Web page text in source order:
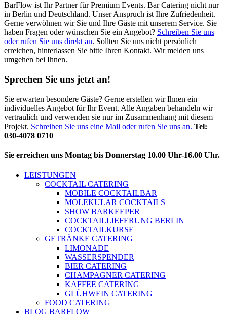
BarFlow ist Ihr Partner für Premium Events. Bar Catering nicht nur
in Berlin und Deutschland. Unser Anspruch ist Ihre Zufriedenheit.
Gerne verwöhnen wir Sie und Ihre Gäste mit unserem Service. Sie
haben Fragen oder wünschen Sie ein Angebot? Schreiben Sie uns
oder rufen Sie uns direkt an. Sollten Sie uns nicht persönlich
erreichen, hinterlassen Sie bitte Ihren Kontakt. Wir melden uns
umgehen bei Ihnen.
Sprechen Sie uns jetzt an!
Sie erwarten besondere Gäste? Gerne erstellen wir Ihnen ein
individuelles Angebot für Ihr Event. Alle Angaben behandeln wir
vertraulich und verwenden sie nur im Zusammenhang mit diesem
Projekt. Schreiben Sie uns eine Mail oder rufen Sie uns an. Tel:
030-4078 0710
Sie erreichen uns Montag bis Donnerstag 10.00 Uhr-16.00 Uhr.
LEISTUNGEN
COCKTAIL CATERING
MOBILE COCKTAILBAR
MOLEKULAR COCKTAILS
SHOW BARKEEPER
COCKTAILLIEFERUNG BERLIN
COCKTAILKURSE
GETRÄNKE CATERING
LIMONADE
WASSERSPENDER
BIER CATERING
CHAMPAGNER CATERING
KAFFEE CATERING
GLÜHWEIN CATERING
FOOD CATERING
BLOG BARFLOW